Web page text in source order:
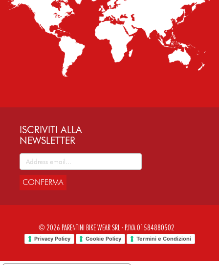
ISCRIVITI ALLA
NEWSLETTER
CONFERMA
© 2026 PARENTINI BIKE WEAR SRL - P.IVA 01584880502
Privacy Policy Cookie Policy Termini e Condizioni